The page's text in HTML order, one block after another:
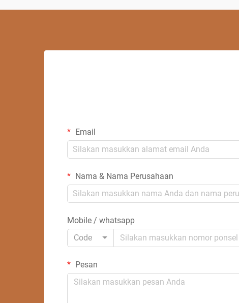
Email
Nama & Nama Perusahaan
Mobile / whatsapp
Code
Pesan